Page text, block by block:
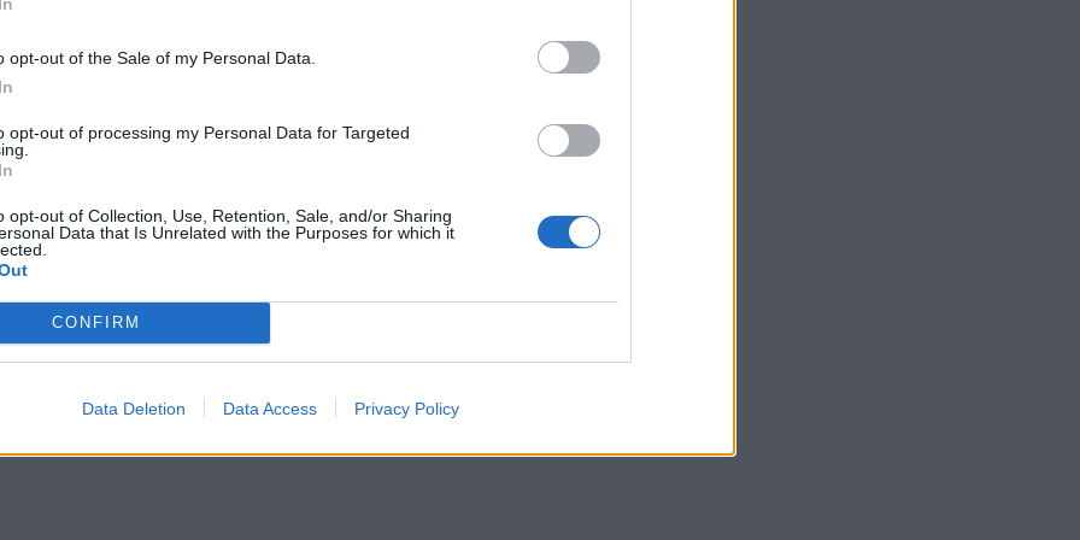
opt-out of the Sale of my Personal Data.
opt-out of processing my Personal Data for Targeted
opt-out of Collection, Use, Retention, Sale, and/or Sharing
Data that Is Unrelated with the Purposes for which it
CONFIRM
Data Deletion Data Access Privacy Policy
które zresztą bardzo szybko zyskują miano
chorych i cierpiących. Rój planetoid bardzo
kapitana legendarnego holownika, Izmira Predu.
ona sama stała się miejscem licznych pielgrzymek
prawdziwego cudu. Kotter Ugerzo, bogacz i
wdzięczności i w religijnym uniesieniu
która miała wyrosnąć z nanozarodników.